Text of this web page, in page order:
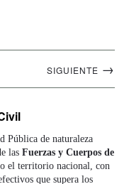
SIGUIENTE →
Pública de naturaleza
las Fuerzas y Cuerpos de
el territorio nacional, con
que supera los